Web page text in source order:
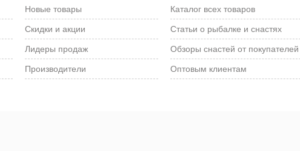
Новые товары
Скидки и акции
Лидеры продаж
Производители
Каталог всех товаров
Статьи о рыбалке и снастях
Обзоры снастей от покупателей
Оптовым клиентам